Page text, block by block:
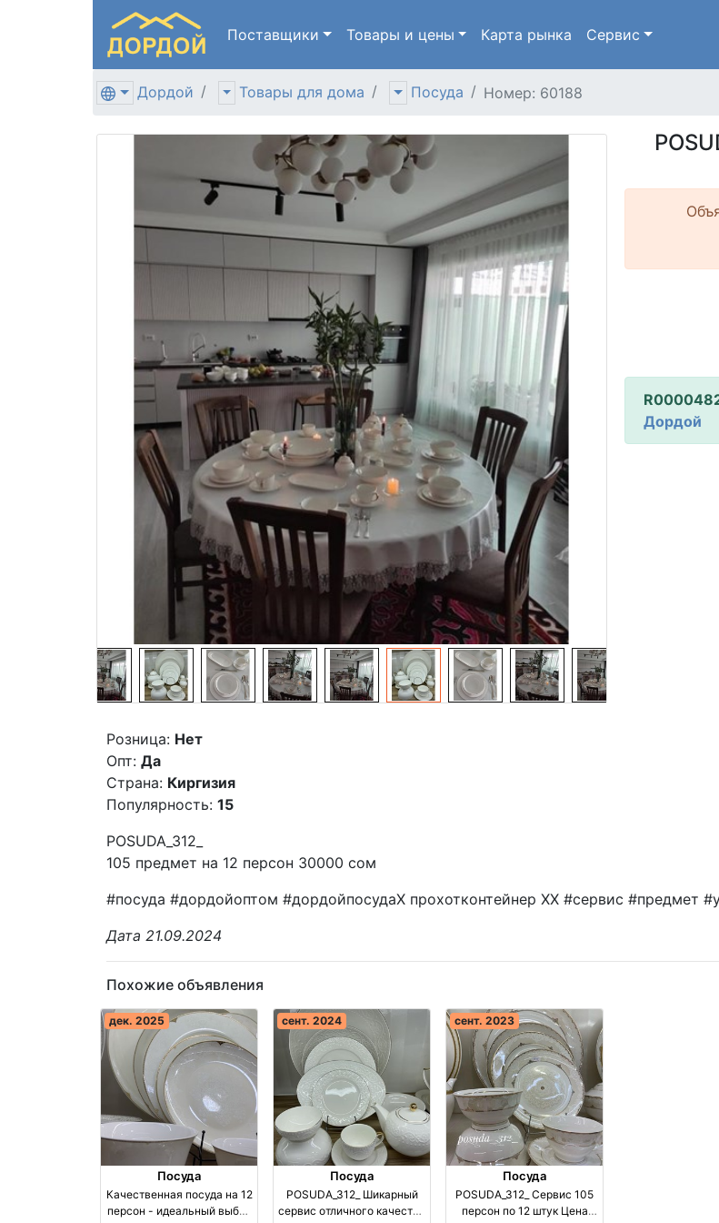
Поставщики Товары и цены Карта рынка Сервис
Дордой Товары для дома Посуда Номер: 60188
Дордой
Розница: Нет
Опт: Да
Страна: Киргизия
Популярность: 15
POSUDA_312_
105 предмет на 12 персон 30000 сом
#посуда #дордойоптом #дордойпосудаX прохотконтейнер XX #сервис #предмет
Дата 21.09.2024
Похожие объявления
дек. 2025
Посуда
Качественная посуда на 12
персон - идеальный выбор
сент. 2024
Посуда
POSUDA_312_ Шикарный
сервис отличного качества
сент. 2023
Посуда
POSUDA_312_ Сервис 105
персон по 12 штук Цена